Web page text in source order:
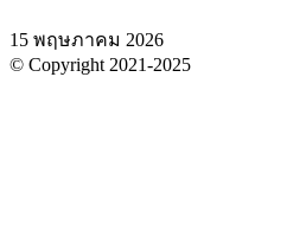
15 พฤษภาคม 2026
© Copyright 2021-2025